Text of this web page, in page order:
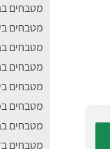
מטבחים
מטבחים
מטבחים
מטבחים
מטבחים
מטבחים
מטבחים
מטבחים